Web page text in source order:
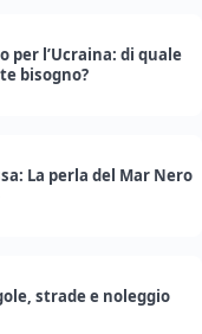
per l’Ucraina: di quale
bisogno?
La perla del Mar Nero
strade e noleggio